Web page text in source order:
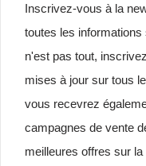
Inscrivez-vous à la
toutes les
n'est pas tout,
mises à jour sur tous
vous recevrez
campagnes de vente
meilleures offres sur